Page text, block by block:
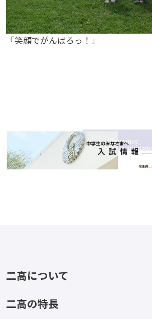
「笑顔でがんばろっ！」
二高について
二高の特長